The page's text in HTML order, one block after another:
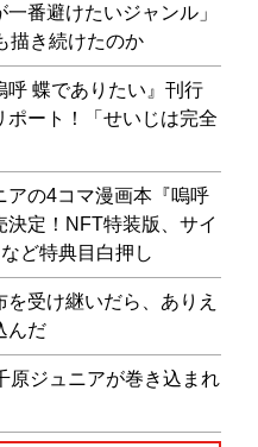
番避けたいジャンル」
描き続けたのか
呼 蝶でありたい』刊行
ポート！「せいじは完全
アの4コマ漫画本『嗚呼
定！NFT特装版、サイ
ど特典目白押し
受け継いだら、ありえ
んだ
原ジュニアが巻き込まれ